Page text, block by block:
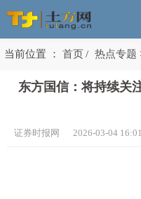
当前位置 ： 首页/ 热点专题
东方国信：将持续关
证券时报网 2026-03-04